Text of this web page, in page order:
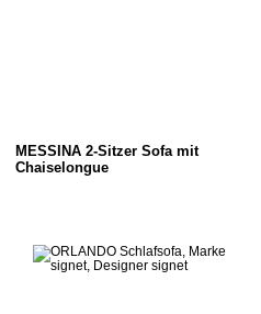
MESSINA 2-Sitzer Sofa mit
Chaiselongue